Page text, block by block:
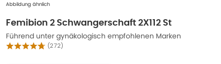
Abbildung ähnlich
Femibion 2 Schwangerschaft 2X112 St
Führend unter gynäkologisch empfohlenen Marken
(272)